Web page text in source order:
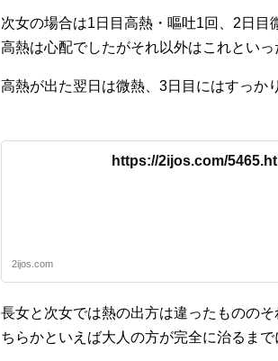
次女の場合は1日目高熱・嘔吐1回、2日目
高熱は心配でしたがそれ以外はこれとい
高熱が出た翌日は微熱、3日目にはすっか
https://2ijos.com/
2ijos.com
長女と次女では熱の出方は違ったものの
ちらかといえば大人の方が完全に治るまで